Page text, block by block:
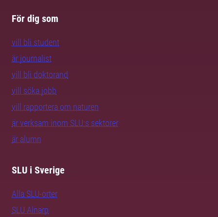
För dig som
vill bli student
är journalist
vill bli doktorand
vill söka jobb
vill rapportera om naturen
är verksam inom SLU:s sektorer
är alumn
SLU i Sverige
Alla SLU-orter
SLU Alnarp